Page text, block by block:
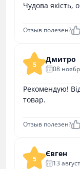
Чудова якість,
Отзыв полезен?
5
Дмитро
08
Рекомендую!
товар.
Отзыв полезен?
5
Євген
13